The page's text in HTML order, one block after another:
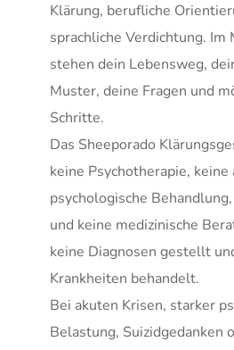
Klärung, berufliche
sprachliche Verdichtung.
stehen dein Lebensweg,
Muster, deine Fragen und
Schritte.
Das Sheeporado
keine Psychotherapie,
psychologische
und keine medizinische
keine Diagnosen gestellt
Krankheiten behandelt.
Bei akuten Krisen, starker
Belastung, Suizidgedanken